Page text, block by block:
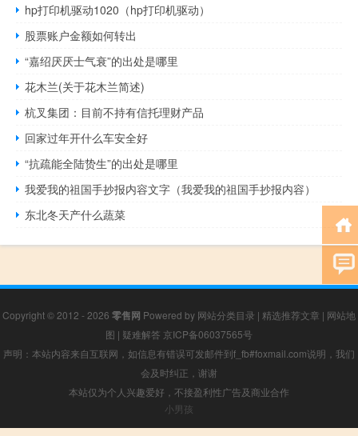
hp打印机驱动1020（hp打印机驱动）
股票账户金额如何转出
“嘉绍厌厌士气衰”的出处是哪里
花木兰(关于花木兰简述)
杭叉集团：目前不持有信托理财产品
回家过年开什么车安全好
“抗疏能全陆贽生”的出处是哪里
我爱我的祖国手抄报内容文字（我爱我的祖国手抄报内容）
东北冬天产什么蔬菜
Copyright © 2012 - 2026 零售网 Powered by 网站分类目录 | 精选推荐文章 | 网站地
图 | 疑难解答 京ICP备06037565号
声明：本站内容来自互联网，如信息有错误可发邮件到f_fb#foxmail.com说明，我们
会及时纠正，谢谢
本站仅为个人兴趣爱好，不接盈利性广告及商业合作
小男孩